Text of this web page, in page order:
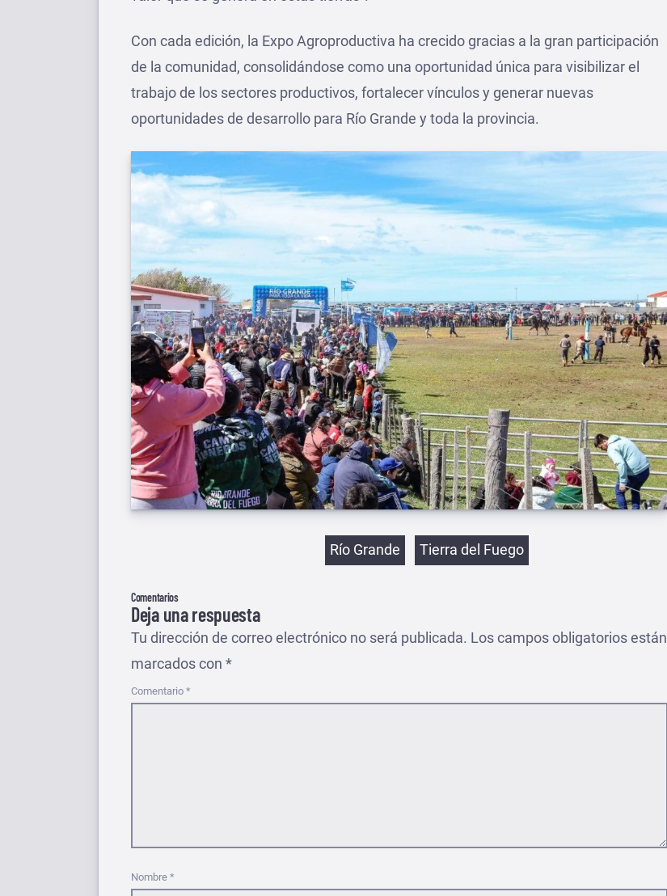
Con cada edición, la Expo Agroproductiva ha crecido gracias a la gran participación
de la comunidad, consolidándose como una oportunidad única para visibilizar el
trabajo de los sectores productivos, fortalecer vínculos y generar nuevas
oportunidades de desarrollo para Río Grande y toda la provincia.
Etiquetas
Río Grande Tierra del Fuego
Comentarios
Deja una respuesta
Tu dirección de correo electrónico no será publicada. Los campos obligatorios están
marcados con *
Comentario *
Nombre *